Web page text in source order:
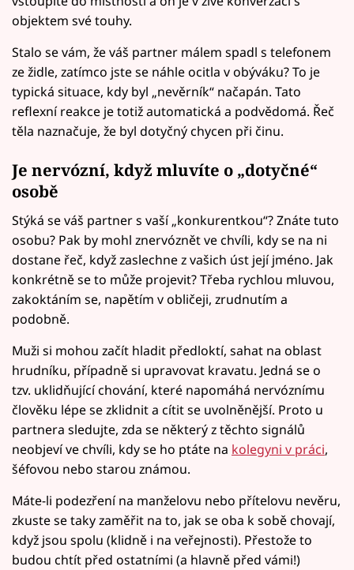
objektem své touhy.
Stalo se vám, že váš partner málem spadl s telefonem
ze židle, zatímco jste se náhle ocitla v obýváku? To je
typická situace, kdy byl „nevěrník“ načapán. Tato
reflexní reakce je totiž automatická a podvědomá. Řeč
těla naznačuje, že byl dotyčný chycen při činu.
Je nervózní, když mluvíte o „dotyčné“
osobě
Stýká se váš partner s vaší „konkurentkou“? Znáte tuto
osobu? Pak by mohl znervóznět ve chvíli, kdy se na ni
dostane řeč, když zaslechne z vašich úst její jméno. Jak
konkrétně se to může projevit? Třeba rychlou mluvou,
zakoktáním se, napětím v obličeji, zrudnutím a
podobně.
Muži si mohou začít hladit předloktí, sahat na oblast
hrudníku, případně si upravovat kravatu. Jedná se o
tzv. uklidňující chování, které napomáhá nervóznímu
člověku lépe se zklidnit a cítit se uvolněnější. Proto u
partnera sledujte, zda se některý z těchto signálů
neobjeví ve chvíli, kdy se ho ptáte na kolegyni v práci,
šéfovou nebo starou známou.
Máte-li podezření na manželovu nebo přítelovu nevěru,
zkuste se taky zaměřit na to, jak se oba k sobě chovají,
když jsou spolu (klidně i na veřejnosti). Přestože to
budou chtít před ostatními (a hlavně před vámi!)